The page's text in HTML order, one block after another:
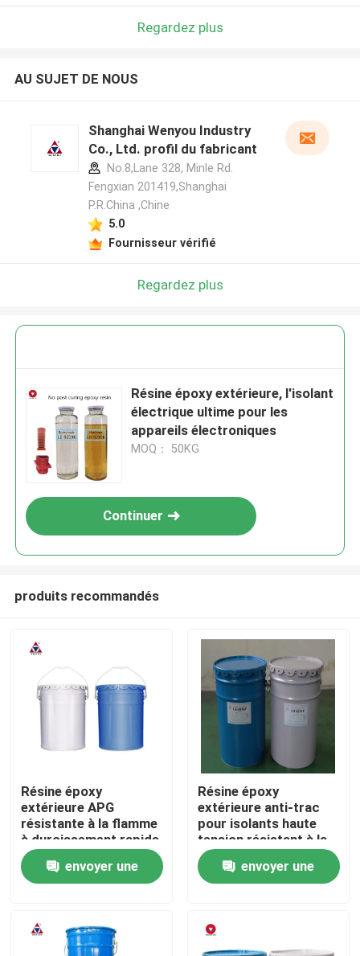
À la maison
Vidéos
Regardez plus
AU SUJET DE NOUS
Shanghai Wenyou Industry
Co., Ltd. profil du fabricant
No.8,Lane 328, Minle Rd.
Fengxian 201419,Shanghai
P.R.China ,Chine
5.0
Fournisseur vérifié
Regardez plus
Résine époxy extérieure, l'isolant
électrique ultime pour les
appareils électroniques
MOQ： 50KG
Continuer
produits recommandés
Résine époxy
extérieure APG
résistante à la flamme
à durcissement rapide
pour la coulée flexible
dans les isolants haute
tension
envoyer une
Résine époxy
extérieure anti-trac
pour isolants haute
tension résistant à la
scission et aux chocs
thermiquesenvoyer une